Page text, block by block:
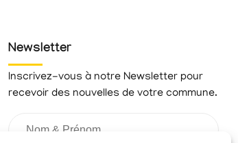
Newsletter
Inscrivez-vous à notre Newsletter pour
recevoir des nouvelles de votre commune.